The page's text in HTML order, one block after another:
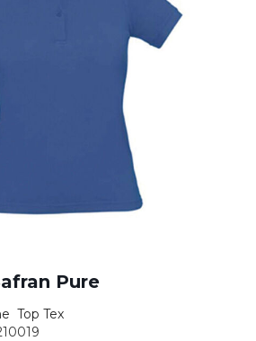
Pure
Top Tex